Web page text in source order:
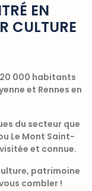
EN
CULTURE
000 habitants
et Rennes en
du secteur que
Le Mont Saint-
et connue.
patrimoine
combler !